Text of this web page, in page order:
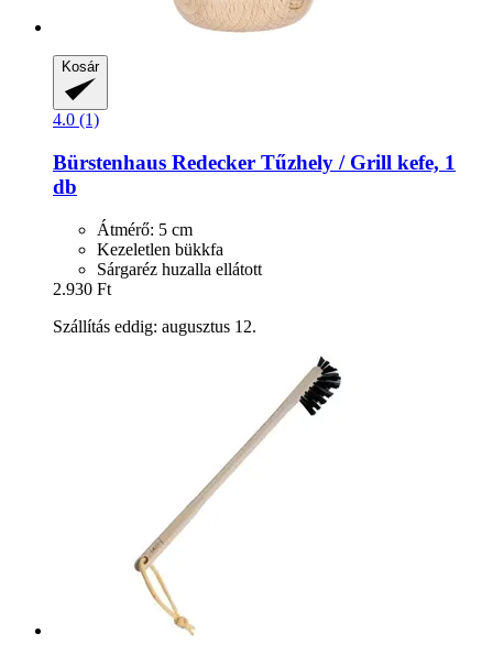
Kosár
4.0 (1)
Bürstenhaus Redecker Tűzhely / Grill kefe, 1
db
Átmérő: 5 cm
Kezeletlen bükkfa
Sárgaréz huzalla ellátott
2.930 Ft
Szállítás eddig: augusztus 12.